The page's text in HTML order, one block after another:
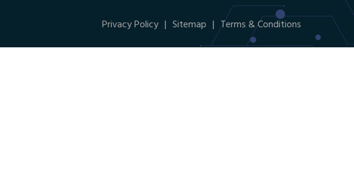
Privacy Policy Sitemap Terms & Conditions